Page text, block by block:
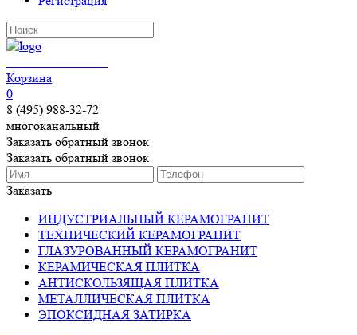
Корзина
0
8 (495) 988-32-72
многоканальный
Заказать обратный звонок
Заказать обратный звонок
Заказать
ИНДУСТРИАЛЬНЫЙ КЕРАМОГРАНИТ
ТЕХНИЧЕСКИЙ КЕРАМОГРАНИТ
ГЛАЗУРОВАННЫЙ КЕРАМОГРАНИТ
КЕРАМИЧЕСКАЯ ПЛИТКА
АНТИСКОЛЬЗЯЩАЯ ПЛИТКА
МЕТАЛЛИЧЕСКАЯ ПЛИТКА
ЭПОКСИДНАЯ ЗАТИРКА